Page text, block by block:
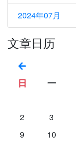
2024年07月
文章日历
日
一
2
3
9
10